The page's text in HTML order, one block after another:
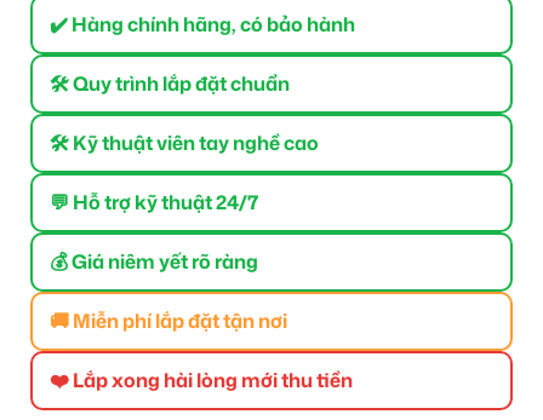
✔️ Hàng chính hãng, có bảo hành
🛠 Quy trình lắp đặt chuẩn
🛠 Kỹ thuật viên tay nghề cao
💬 Hỗ trợ kỹ thuật 24/7
💰 Giá niêm yết rõ ràng
🚚 Miễn phí lắp đặt tận nơi
❤️ Lắp xong hài lòng mới thu tiền